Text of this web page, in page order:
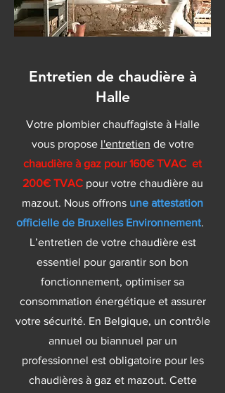
Entretien de chaudière à
Halle
Votre plombier chauffagiste à Halle
vous propose l'entretien de votre
chaudière à gaz pour 160€ TVAC et
200€ TVACpour votre chaudière au
mazout. Nous offrons une attestation
officielle de Bruxelles Environnement.
L’entretien de votre chaudière est
essentiel pour garantir son bon
fonctionnement, optimiser sa
consommation énergétique et assurer
votre sécurité. En Belgique, un contrôle
annuel ou biannuel par un
professionnel est obligatoire pour les
chaudières à gaz et mazout. Cette